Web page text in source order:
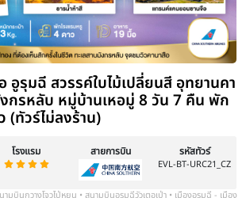
งในถนนที่งดงามที่สุดของจีน | ทะเลสาบไซ่หลี่มู่
เมตร | อุทยานเซี่ยถ่า : หุบเขาที่เปรียบเสมือน
มโบราณที่พระถังซำจั๋งเคยใช้เดินทาง | ชมความ
ทุ่งหญ้าสามมิติระดับมรดกโลกทางธรรมชาติ |
ของเทือกเขาเทียนซานที่ปกคลุมด้วยหิมะ | แก
บ